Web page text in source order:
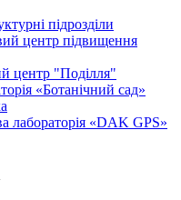
підрозділи
центр підвищення
центр "Поділля"
«Ботанічний сад»
лабораторія «DAK GPS»